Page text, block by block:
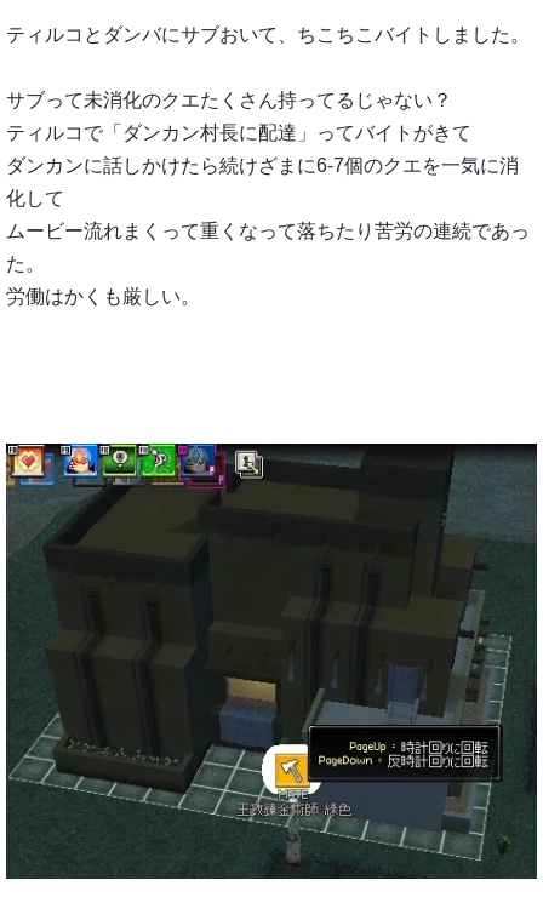
ティルコとダンバにサブおいて、ちこちこバイトしました。
サブって未消化のクエたくさん持ってるじゃない？
ティルコで「ダンカン村長に配達」ってバイトがきて
ダンカンに話しかけたら続けざまに6-7個のクエを一気に消
化して
ムービー流れまくって重くなって落ちたり苦労の連続であっ
た。
労働はかくも厳しい。